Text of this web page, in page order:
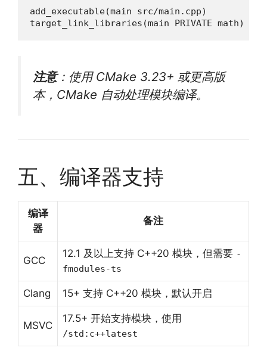
add_executable(main src/main.cpp)
target_link_libraries(main PRIVATE math)
注意：使用 CMake 3.23+ 或更高版
本，CMake 自动处理模块编译。
五、编译器支持
编译
器
备注
GCC
12.1 及以上支持 C++20 模块，但需要 -
fmodules-ts
Clang 15+ 支持 C++20 模块，默认开启
MSVC
17.5+ 开始支持模块，使用
/std:c++latest